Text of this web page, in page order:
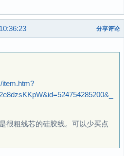
分享评论
item.htm?
很粗线芯的硅胶线。可以少买点